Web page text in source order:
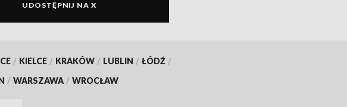
UDOSTĘPNIJ NA X
/ KIELCE / KRAKÓW / LUBLIN / ŁÓDŹ /
/ WARSZAWA / WROCŁAW